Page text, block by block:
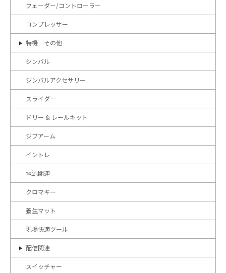
フェーダー/コントローラー
コンプレッサー
特機 その他
ジンバル
ジンバルアクセサリー
スライダー
ドリー & レールキット
ジブアーム
イントレ
電源関連
クロマキー
養生マット
現場快適ツール
配信関連
スイッチャー